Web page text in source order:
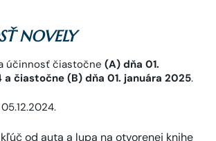
NOVELY
účinnosť čiastočne (A) dňa 01.
čiastočne (B) dňa 01. januára 2025.